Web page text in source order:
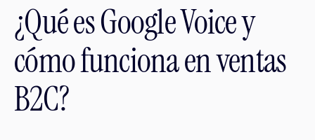
¿Qué es Google Voice y
cómo funciona en ventas
B2C?